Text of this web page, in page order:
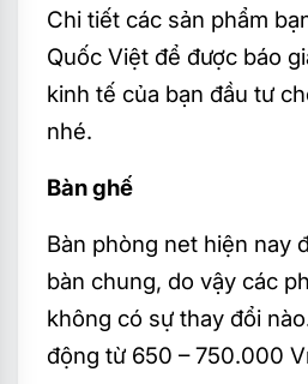
Chi tiết các sản phẩm
Quốc Việt để được báo
kinh tế của bạn đầu tư
nhé.
Bàn ghế
Bàn phòng net hiện nay
bàn chung, do vậy các
không có sự thay đổi
động từ 650 – 750.000